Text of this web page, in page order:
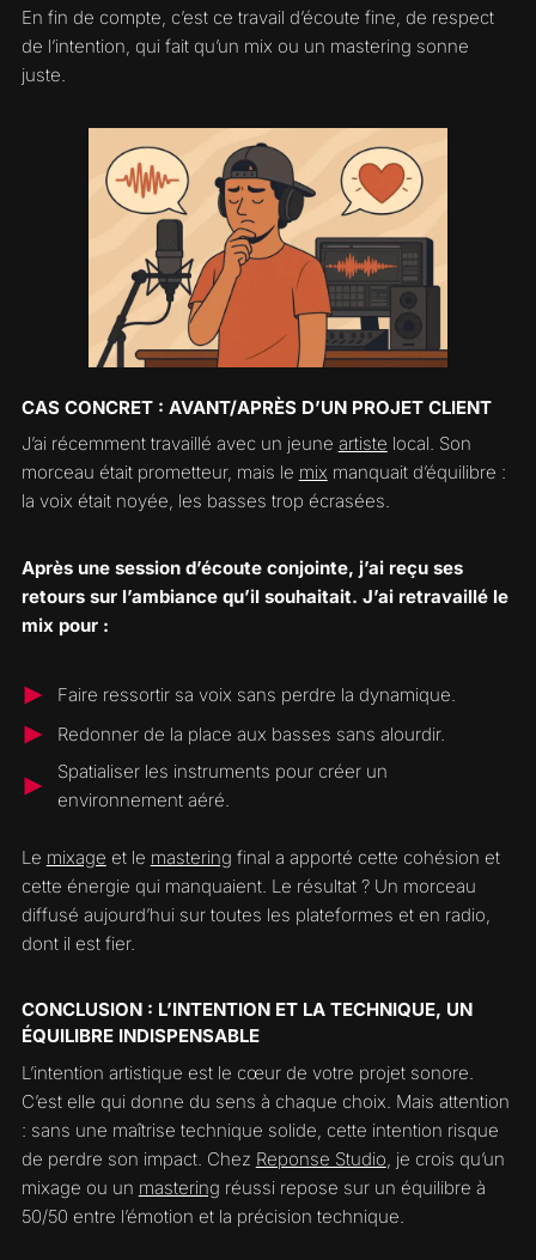
En fin de compte, c’est ce travail d’écoute fine, de respect
de l’intention, qui fait qu’un mix ou un mastering sonne
juste.
CAS CONCRET : AVANT/APRÈS D’UN PROJET CLIENT
J’ai récemment travaillé avec un jeune artiste local. Son
morceau était prometteur, mais le mix manquait d’équilibre :
la voix était noyée, les basses trop écrasées.
Après une session d’écoute conjointe, j’ai reçu ses
retours sur l’ambiance qu’il souhaitait. J’ai retravaillé le
mix pour :
Faire ressortir sa voix sans perdre la dynamique.
Redonner de la place aux basses sans alourdir.
Spatialiser les instruments pour créer un
environnement aéré.
Le mixage et le mastering final a apporté cette cohésion et
cette énergie qui manquaient. Le résultat ? Un morceau
diffusé aujourd’hui sur toutes les plateformes et en radio,
dont il est fier.
CONCLUSION : L’INTENTION ET LA TECHNIQUE, UN
ÉQUILIBRE INDISPENSABLE
L’intention artistique est le cœur de votre projet sonore.
C’est elle qui donne du sens à chaque choix. Mais attention
: sans une maîtrise technique solide, cette intention risque
de perdre son impact. Chez Reponse Studio, je crois qu’un
mixage ou un mastering réussi repose sur un équilibre à
50/50 entre l’émotion et la précision technique.